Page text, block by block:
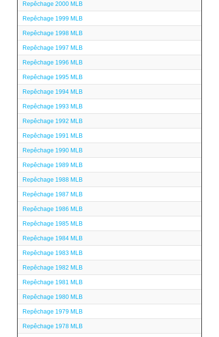
Repêchage 2000 MLB
Repêchage 1999 MLB
Repêchage 1998 MLB
Repêchage 1997 MLB
Repêchage 1996 MLB
Repêchage 1995 MLB
Repêchage 1994 MLB
Repêchage 1993 MLB
Repêchage 1992 MLB
Repêchage 1991 MLB
Repêchage 1990 MLB
Repêchage 1989 MLB
Repêchage 1988 MLB
Repêchage 1987 MLB
Repêchage 1986 MLB
Repêchage 1985 MLB
Repêchage 1984 MLB
Repêchage 1983 MLB
Repêchage 1982 MLB
Repêchage 1981 MLB
Repêchage 1980 MLB
Repêchage 1979 MLB
Repêchage 1978 MLB